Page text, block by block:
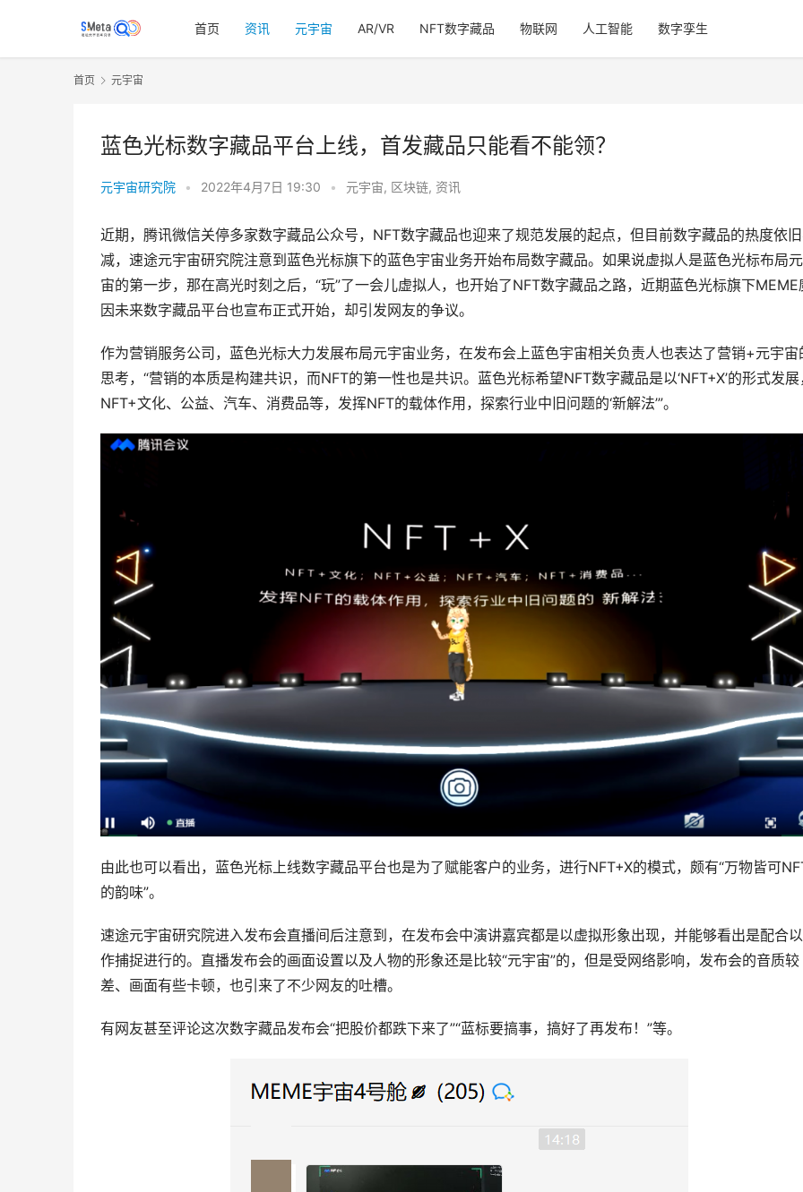
首页 资讯 元宇宙 AR/VR NFT数字藏品 物联网 人工智能 数字孪生
首页 元宇宙
蓝色光标数字藏品平台上线，首发藏品只能看不能领？
元宇宙研究院 • 2022年4月7日 19:30 • 元宇宙, 区块链, 资讯
近期，腾讯微信关停多家数字藏品公众号，NFT数字藏品也迎来了规范发展的起点，但目前数字藏品的热度依
减，速途元宇宙研究院注意到蓝色光标旗下的蓝色宇宙业务开始布局数字藏品。如果说虚拟人是蓝色光标布局
宙的第一步，那在高光时刻之后，“玩”了一会儿虚拟人，也开始了NFT数字藏品之路，近期蓝色光标旗下MEME
因未来数字藏品平台也宣布正式开始，却引发网友的争议。
作为营销服务公司，蓝色光标大力发展布局元宇宙业务，在发布会上蓝色宇宙相关负责人也表达了营销+元宇宙
思考，“营销的本质是构建共识，而NFT的第一性也是共识。蓝色光标希望NFT数字藏品是以‘NFT+X’的形式发展
NFT+文化、公益、汽车、消费品等，发挥NFT的载体作用，探索行业中旧问题的‘新解法’”。
由此也可以看出，蓝色光标上线数字藏品平台也是为了赋能客户的业务，进行NFT+X的模式，颇有“万物皆可
的韵味”。
速途元宇宙研究院进入发布会直播间后注意到，在发布会中演讲嘉宾都是以虚拟形象出现，并能够看出是配合
作捕捉进行的。直播发布会的画面设置以及人物的形象还是比较“元宇宙”的，但是受网络影响，发布会的音质较
差、画面有些卡顿，也引来了不少网友的吐槽。
有网友甚至评论这次数字藏品发布会“把股价都跌下来了”“蓝标要搞事，搞好了再发布！”等。